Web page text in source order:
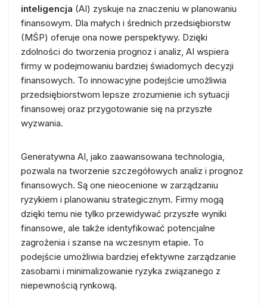
inteligencja (AI) zyskuje na znaczeniu w planowaniu
finansowym. Dla małych i średnich przedsiębiorstw
(MŚP) oferuje ona nowe perspektywy. Dzięki
zdolności do tworzenia prognoz i analiz, AI wspiera
firmy w podejmowaniu bardziej świadomych decyzji
finansowych. To innowacyjne podejście umożliwia
przedsiębiorstwom lepsze zrozumienie ich sytuacji
finansowej oraz przygotowanie się na przyszłe
wyzwania.
Generatywna AI, jako zaawansowana technologia,
pozwala na tworzenie szczegółowych analiz i prognoz
finansowych. Są one nieocenione w zarządzaniu
ryzykiem i planowaniu strategicznym. Firmy mogą
dzięki temu nie tylko przewidywać przyszłe wyniki
finansowe, ale także identyfikować potencjalne
zagrożenia i szanse na wczesnym etapie. To
podejście umożliwia bardziej efektywne zarządzanie
zasobami i minimalizowanie ryzyka związanego z
niepewnością rynkową.